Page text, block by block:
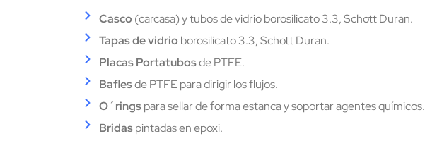
Casco (carcasa) y tubos de vidrio borosilicato 3.3, Schott Duran.
Tapas de vidrio borosilicato 3.3, Schott Duran.
Placas Portatubosde PTFE.
Baflesde PTFE para dirigir los flujos.
O´ringspara sellar de forma estanca y soportar agentes químicos.
Bridaspintadas en epoxi.